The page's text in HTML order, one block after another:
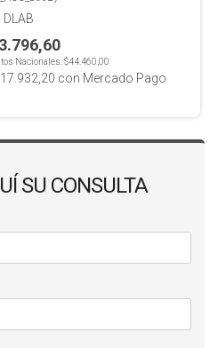
DLAB
Nacionales:$44.460,00
con Mercado Pago
SU CONSULTA